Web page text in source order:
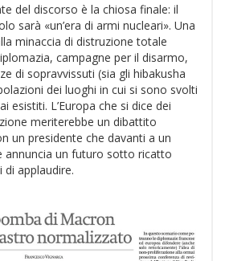
del discorso è la chiosa finale: il
sarà «un’era di armi nucleari». Una
minaccia di distruzione totale
campagne per il disarmo,
di sopravvissuti (sia gli hibakusha
dei luoghi in cui si sono svolti
esistiti. L’Europa che si dice dei
meriterebbe un dibattito
un presidente che davanti a un
annuncia un futuro sotto ricatto
di applaudire.